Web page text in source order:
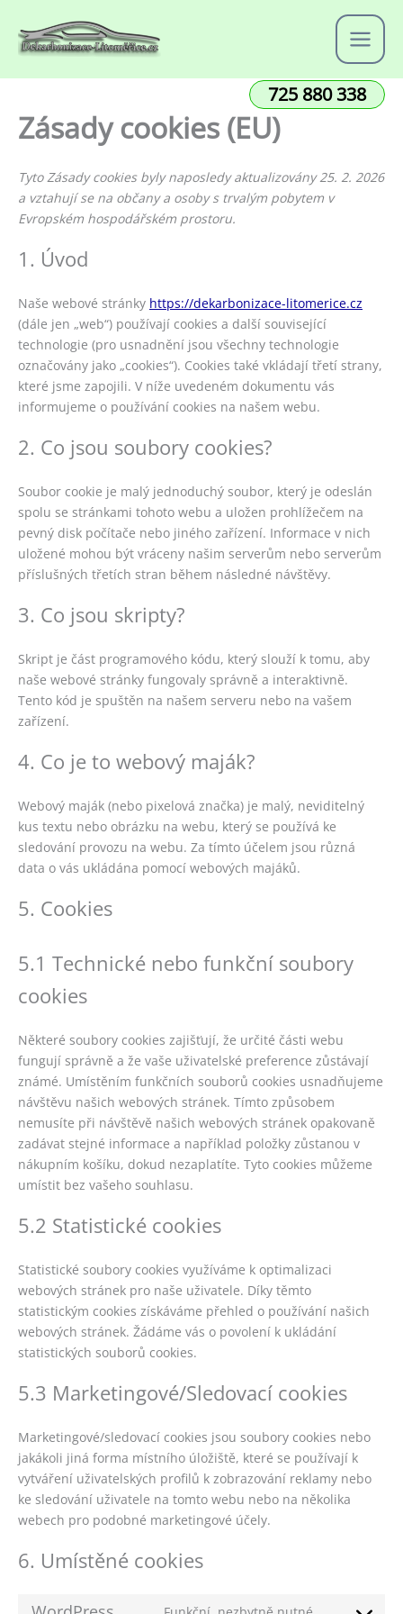
obsah
725 880 338
Zásady cookies (EU)
Tyto Zásady cookies byly naposledy aktualizovány 25. 2. 2026
a vztahují se na občany a osoby s trvalým pobytem v
Evropském hospodářském prostoru.
1. Úvod
Naše webové stránky https://dekarbonizace-litomerice.cz
(dále jen „web“) používají cookies a další související
technologie (pro usnadnění jsou všechny technologie
označovány jako „cookies“). Cookies také vkládají třetí strany,
které jsme zapojili. V níže uvedeném dokumentu vás
informujeme o používání cookies na našem webu.
2. Co jsou soubory cookies?
Soubor cookie je malý jednoduchý soubor, který je odeslán
spolu se stránkami tohoto webu a uložen prohlížečem na
pevný disk počítače nebo jiného zařízení. Informace v nich
uložené mohou být vráceny našim serverům nebo serverům
příslušných třetích stran během následné návštěvy.
3. Co jsou skripty?
Skript je část programového kódu, který slouží k tomu, aby
naše webové stránky fungovaly správně a interaktivně.
Tento kód je spuštěn na našem serveru nebo na vašem
zařízení.
4. Co je to webový maják?
Webový maják (nebo pixelová značka) je malý, neviditelný
kus textu nebo obrázku na webu, který se používá ke
sledování provozu na webu. Za tímto účelem jsou různá
data o vás ukládána pomocí webových majáků.
5. Cookies
5.1 Technické nebo funkční soubory
cookies
Některé soubory cookies zajišťují, že určité části webu
fungují správně a že vaše uživatelské preference zůstávají
známé. Umístěním funkčních souborů cookies usnadňujeme
návštěvu našich webových stránek. Tímto způsobem
nemusíte při návštěvě našich webových stránek opakovaně
zadávat stejné informace a například položky zůstanou v
nákupním košíku, dokud nezaplatíte. Tyto cookies můžeme
umístit bez vašeho souhlasu.
5.2 Statistické cookies
Statistické soubory cookies využíváme k optimalizaci
webových stránek pro naše uživatele. Díky těmto
statistickým cookies získáváme přehled o používání našich
webových stránek. Žádáme vás o povolení k ukládání
statistických souborů cookies.
5.3 Marketingové/Sledovací cookies
Marketingové/sledovací cookies jsou soubory cookies nebo
jakákoli jiná forma místního úložiště, které se používají k
vytváření uživatelských profilů k zobrazování reklamy nebo
ke sledování uživatele na tomto webu nebo na několika
webech pro podobné marketingové účely.
6. Umístěné cookies